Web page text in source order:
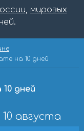
, мировых
на 10 дней
дней
августа